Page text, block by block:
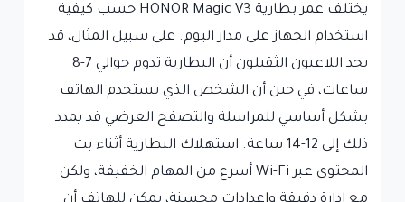
يختلف عمر بطارية HONOR Magic V3 حسب كيفية
استخدام الجهاز على مدار اليوم. على سبيل المثال، قد
يجد اللاعبون الثقيلون أن البطارية تدوم حوالي 7-8
ساعات، في حين أن الشخص الذي يستخدم الهاتف
بشكل أساسي للمراسلة والتصفح العرضي قد يمدد
ذلك إلى 12-14 ساعة. استهلاك البطارية أثناء بث
المحتوى عبر Wi-Fi أسرع من المهام الخفيفة، ولكن